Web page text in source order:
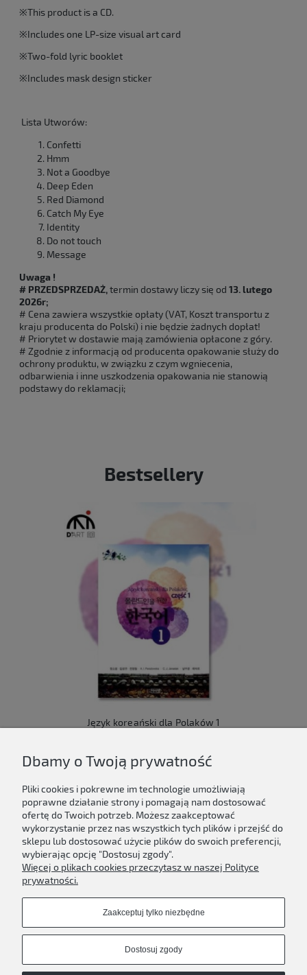
※This product is a CD.
※Includes one LP-size visual art card
※Two-fold lyric booklet
※Includes mask design sticker
Lista Utworów:
Confetti
Hmm
Not a Goodbye
Deep Eden
Red Diamond
Catch My Eye
Identity
Do not touch
Message
Uwaga !
# PRZEDSPRZEDAŻ,termin dostawy liczy się od 13. lutego
2026r;
# Cena zawiera wszystkie opłaty (VAT, Koszt transportu z
kraju producenta do Polski) i nie będzie żadnych dopłat!
# Priorytet w dostawie mają zamówienia opłacone z góry.
# Zgodnie z informacją od producenta opakowanie służy do
ochrony produktu, w związku z czym wgniecenia,
odbarwienia i inne uszkodzenia opakowania nie stanowią
podstawy do reklamacji;
Bestsellery
Język koreański dla Polaków 1
Do koszyka
Newsletter
Podaj swój adres e-mail, jeżeli chcesz otrzymywać
informacje o nowościach i promocjach.
Dbamy o Twoją prywatność
Pliki cookies i pokrewne im technologie umożliwiają
poprawne działanie strony i pomagają nam dostosować
ofertę do Twoich potrzeb. Możesz zaakceptować
wykorzystanie przez nas wszystkich tych plików i przejść do
sklepu lub dostosować użycie plików do swoich preferencji,
wybierając opcję "Dostosuj zgody".
Więcej o plikach cookies przeczytasz w naszej Polityce
prywatności.
Zaakceptuj tylko niezbędne
Dostosuj zgody